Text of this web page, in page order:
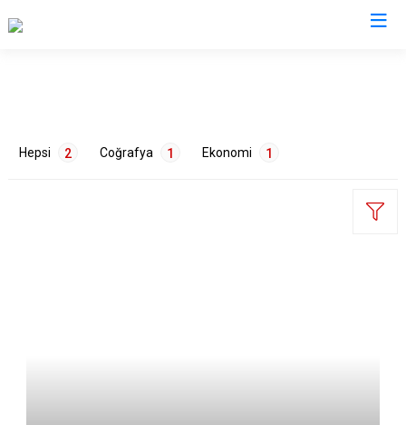
Bulanık
Hepsi 2 Coğrafya 1 Ekonomi 1